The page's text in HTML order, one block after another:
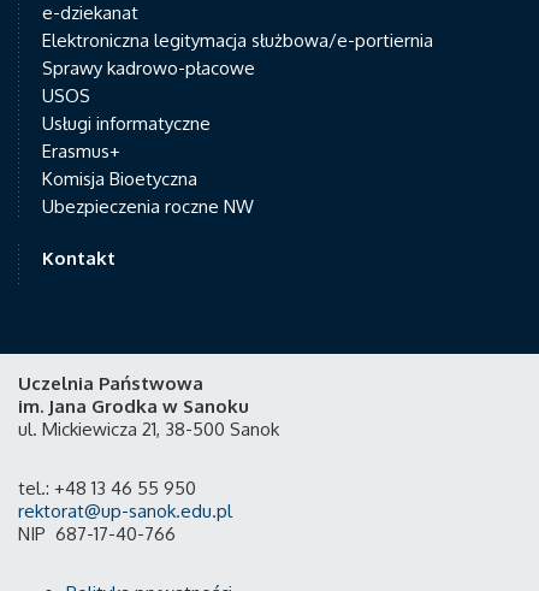
e-dziekanat
Elektroniczna legitymacja służbowa/e-portiernia
Sprawy kadrowo-płacowe
USOS
Usługi informatyczne
Erasmus+
Komisja Bioetyczna
Ubezpieczenia roczne NW
Kontakt
Uczelnia Państwowa
im. Jana Grodka w Sanoku
ul. Mickiewicza 21, 38-500 Sanok
tel.: +48 13 46 55 950
rektorat@up-sanok.edu.pl
NIP 687-17-40-766